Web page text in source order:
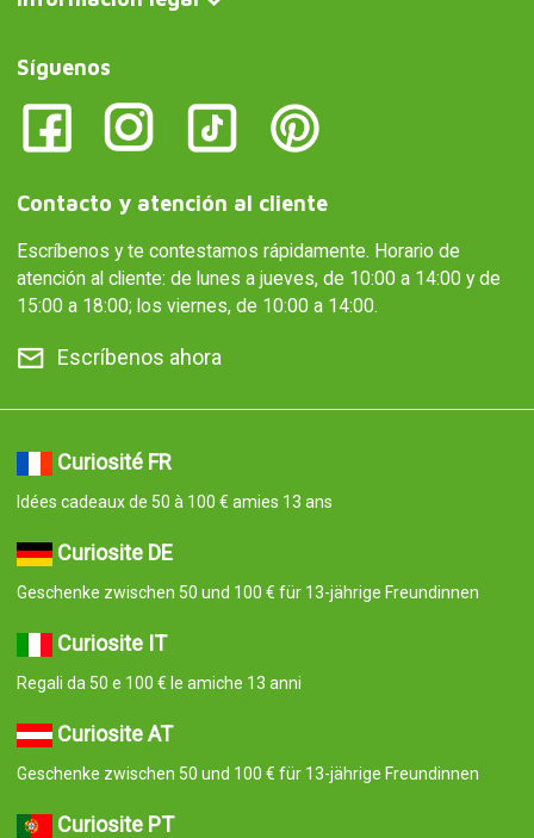
Síguenos
Contacto y atención al cliente
Escríbenos y te contestamos rápidamente. Horario de
atención al cliente: de lunes a jueves, de 10:00 a 14:00 y de
15:00 a 18:00; los viernes, de 10:00 a 14:00.
Escríbenos ahora
Curiosité FR
Idées cadeaux de 50 à 100 € amies 13 ans
Curiosite DE
Geschenke zwischen 50 und 100 € für 13-jährige Freundinnen
Curiosite IT
Regali da 50 e 100 € le amiche 13 anni
Curiosite AT
Geschenke zwischen 50 und 100 € für 13-jährige Freundinnen
Curiosite PT